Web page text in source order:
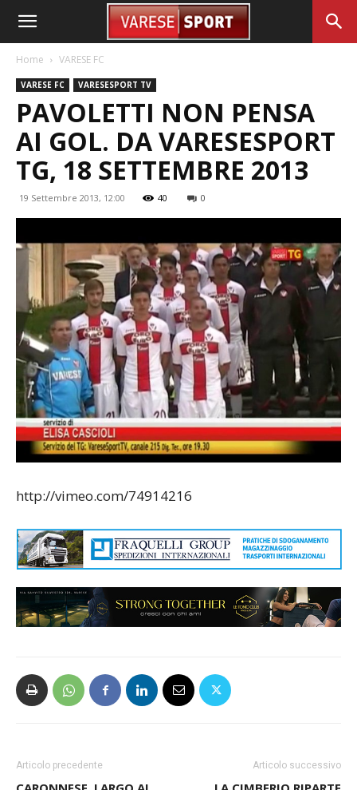
Home VARESE FC
VARESE FC VARESESPORT TV
PAVOLETTI NON PENSA
AI GOL. DA VARESESPORT
TG, 18 SETTEMBRE 2013
19 Settembre 2013, 12:00 40 0
http://vimeo.com/74914216
Articolo precedente Articolo successivo